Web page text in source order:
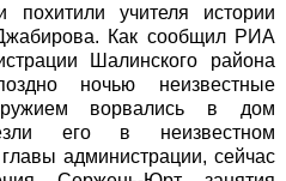
похитили учителя истории
Как сообщил РИА
Шалинского района
ночью неизвестные
ворвались в дом
его в неизвестном
администрации, сейчас